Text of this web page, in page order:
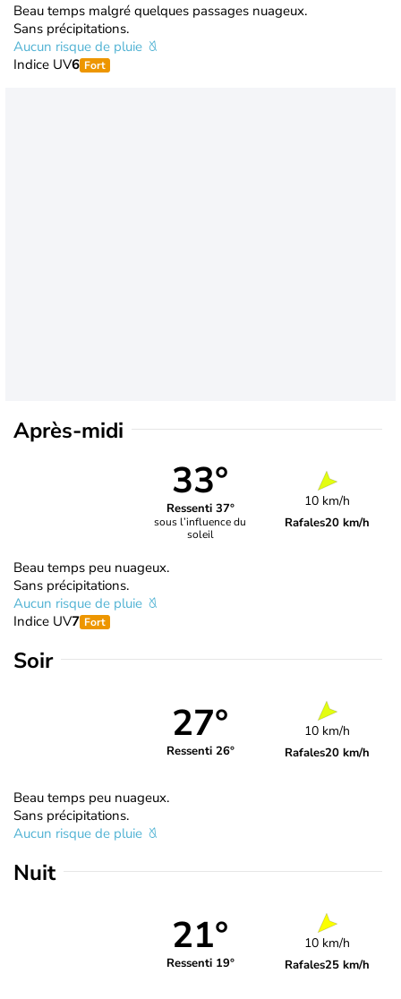
Beau temps malgré quelques passages nuageux.
Sans précipitations.
Aucun risque de pluie
Indice UV6 Fort
Après-midi
33°
Ressenti 37°
sous l’influence du
soleil
10 km/h
Rafales20 km/h
Beau temps peu nuageux.
Sans précipitations.
Aucun risque de pluie
Indice UV7 Fort
Soir
27°
Ressenti 26°
10 km/h
Rafales20 km/h
Beau temps peu nuageux.
Sans précipitations.
Aucun risque de pluie
Nuit
21°
Ressenti 19°
10 km/h
Rafales25 km/h